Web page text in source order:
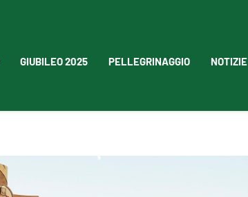
GIUBILEO 2025 PELLEGRINAGGIO NOTIZIE